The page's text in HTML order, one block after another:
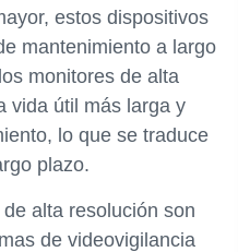
estos dispositivos
mantenimiento a largo
monitores de alta
vida útil más larga y
lo que se traduce
plazo.
alta resolución son
de videovigilancia